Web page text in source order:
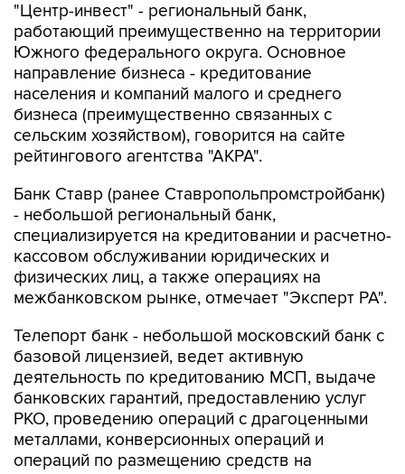
"Центр-инвест" - региональный банк,
работающий преимущественно на территории
Южного федерального округа. Основное
направление бизнеса - кредитование
населения и компаний малого и среднего
бизнеса (преимущественно связанных с
сельским хозяйством), говорится на сайте
рейтингового агентства "АКРА".
Банк Ставр (ранее Ставропольпромстройбанк)
- небольшой региональный банк,
специализируется на кредитовании и расчетно-
кассовом обслуживании юридических и
физических лиц, а также операциях на
межбанковском рынке, отмечает "Эксперт РА".
Телепорт банк - небольшой московский банк с
базовой лицензией, ведет активную
деятельность по кредитованию МСП, выдаче
банковских гарантий, предоставлению услуг
РКО, проведению операций с драгоценными
металлами, конверсионных операций и
операций по размещению средств на